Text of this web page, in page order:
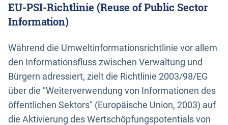
EU-PSI-Richtlinie (Reuse of Public Sector
Information)
Während die Umweltinformationsrichtlinie vor allem
den Informationsfluss zwischen Verwaltung und
Bürgern adressiert, zielt die Richtlinie 2003/98/EG
über die "Weiterverwendung von Informationen des
öffentlichen Sektors" (Europäische Union, 2003) auf
die Aktivierung des Wertschöpfungspotentials von